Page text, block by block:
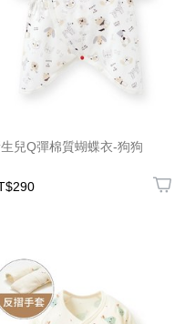
兒Q彈棉質蝴蝶衣-狗狗